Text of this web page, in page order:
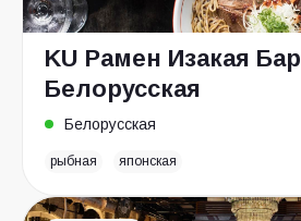
KU Рамен Изакая Бар
Белорусская
Белорусская
рыбная японская